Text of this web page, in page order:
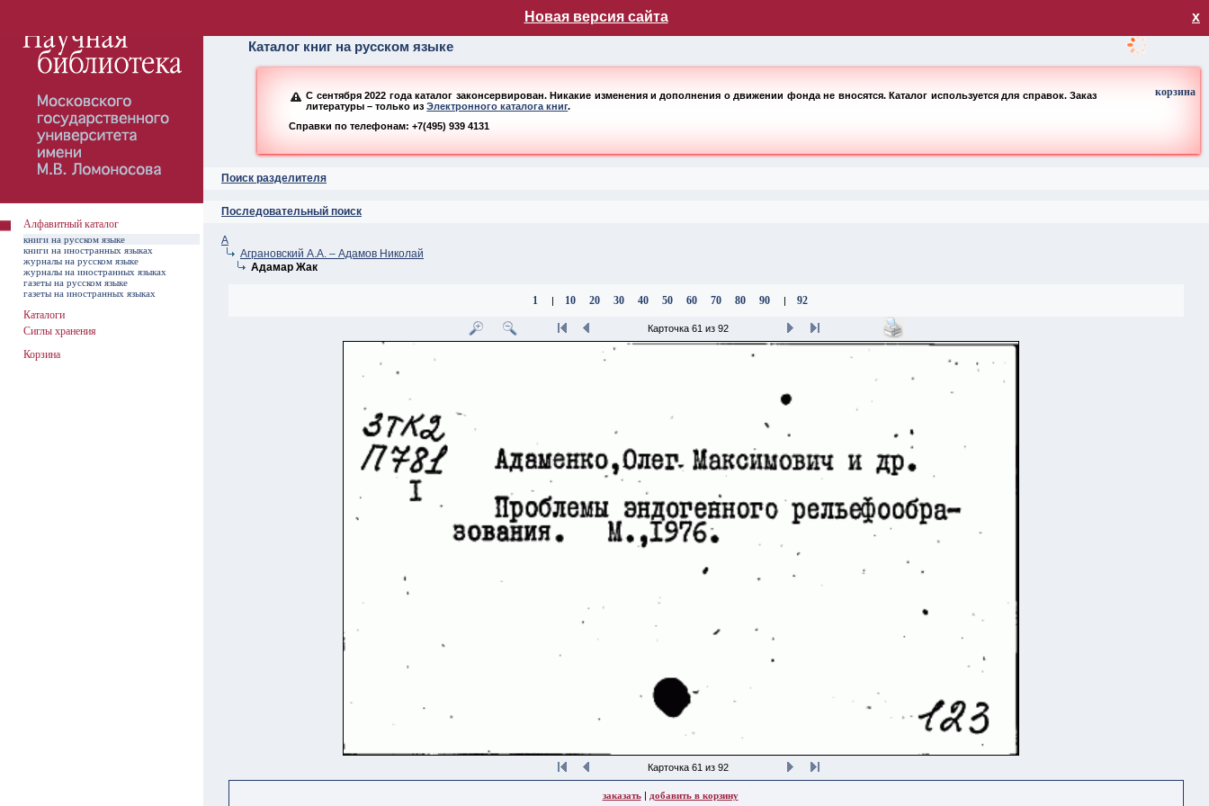
Новая версия сайта х
Каталог книг на русском языке
С сентября 2022 года каталог законсервирован. Никакие изменения и дополнения о движении фонда не вносятся. Каталог используется для справок. Заказ
литературы – только изЭлектронного каталога книг.
Справки по телефонам: +7(495) 939 4131
Поиск разделителя
Последовательный поиск
корзина
А
Аграновский А.А. – Адамов Николай
Адамар Жак
1 | 10 20 30 40 50 60 70 80 90 | 92
Карточка 61 из 92
Карточка 61 из 92
заказать| добавить в корзину
Алфавитный каталог
книги на русском языке
книги на иностранных языках
журналы на русском языке
журналы на иностранных языках
газеты на русском языке
газеты на иностранных языках
Каталоги
Сиглы хранения
Корзина